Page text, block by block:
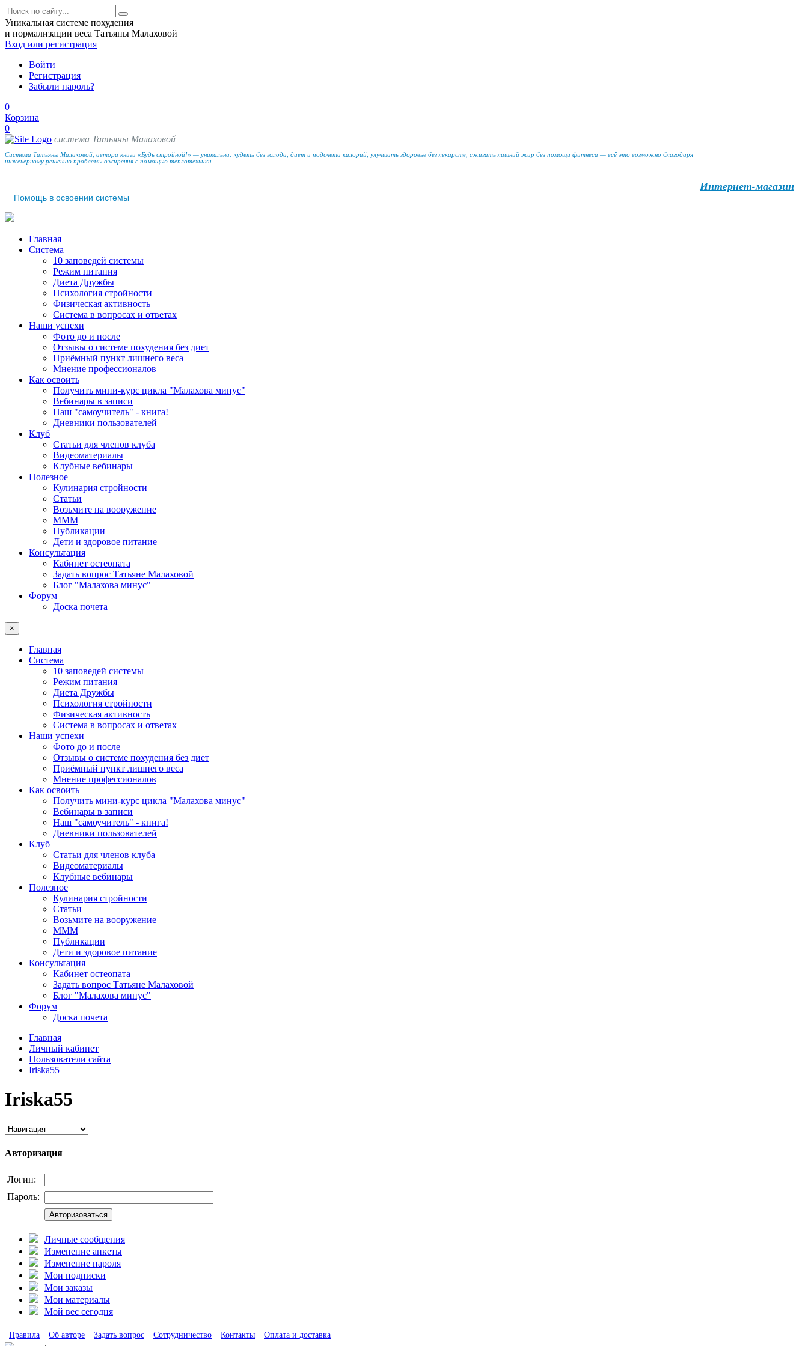
Уникальная системе похудения
и нормализации веса Татьяны Малаховой
Вход или регистрация
Войти
Регистрация
Забыли пароль?
0
Корзина
0
система Татьяны Малаховой
Система Татьяны Малаховой, автора книги «Будь стройной!» — уникальна: худеть без голода, диет и подсчета калорий, улучшать здоровье без лекарств, сжигать лишний жир без помощи фитнеса — всё это возможно благодаря
инженерному решению проблемы ожирения с помощью теплотехники.
Интернет-магазин
Помощь в освоении системы
Главная
Система
10 заповедей системы
Режим питания
Диета Дружбы
Психология стройности
Физическая активность
Система в вопросах и ответах
Наши успехи
Фото до и после
Отзывы о системе похудения без диет
Приёмный пункт лишнего веса
Мнение профессионалов
Как освоить
Получить мини-курс цикла "Малахова минус"
Вебинары в записи
Наш "самоучитель" - книга!
Дневники пользователей
Клуб
Статьи для членов клуба
Видеоматериалы
Клубные вебинары
Полезное
Кулинария стройности
Статьи
Возьмите на вооружение
МММ
Публикации
Дети и здоровое питание
Консультация
Кабинет остеопата
Задать вопрос Татьяне Малаховой
Блог "Малахова минус"
Форум
Доска почета
×
Главная
Система
10 заповедей системы
Режим питания
Диета Дружбы
Психология стройности
Физическая активность
Система в вопросах и ответах
Наши успехи
Фото до и после
Отзывы о системе похудения без диет
Приёмный пункт лишнего веса
Мнение профессионалов
Как освоить
Получить мини-курс цикла "Малахова минус"
Вебинары в записи
Наш "самоучитель" - книга!
Дневники пользователей
Клуб
Статьи для членов клуба
Видеоматериалы
Клубные вебинары
Полезное
Кулинария стройности
Статьи
Возьмите на вооружение
МММ
Публикации
Дети и здоровое питание
Консультация
Кабинет остеопата
Задать вопрос Татьяне Малаховой
Блог "Малахова минус"
Форум
Доска почета
Главная
Личный кабинет
Пользователи сайта
Iriska55
Iriska55
Авторизация
Логин:
Пароль:
Авторизоваться
Личные сообщения
Изменение анкеты
Изменение пароля
Мои подписки
Мои заказы
Мои материалы
Мой вес сегодня
Правила Об авторе Задать вопрос Сотрудничество Контакты Оплата и доставка